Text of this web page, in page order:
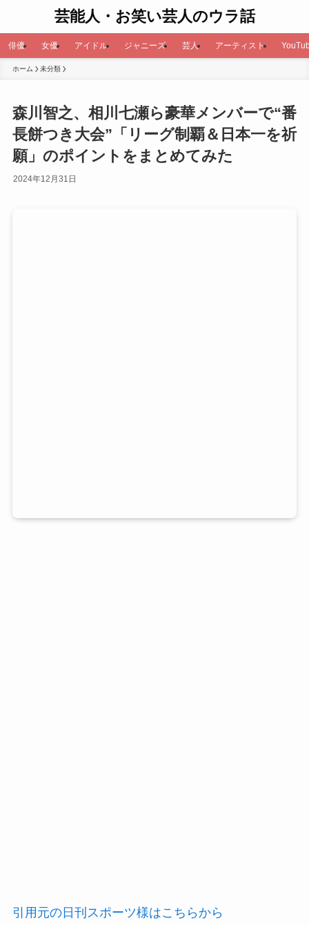
芸能人・お笑い芸人のウラ話
俳優 女優 アイドル ジャニーズ 芸人 アーティスト
ホーム 未分類
森川智之、相川七瀬ら豪華メンバーで“番
長餅つき大会”「リーグ制覇＆日本一を祈
願」のポイントをまとめてみた
2024年12月31日
引用元の日刊スポーツ様はこちらから